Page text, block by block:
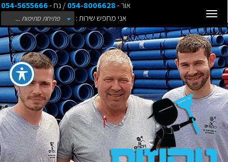
Toggle
אור -054-8006628/ נח -054-5655666
אני מחפש שירות :
פתיחת סתימות ...